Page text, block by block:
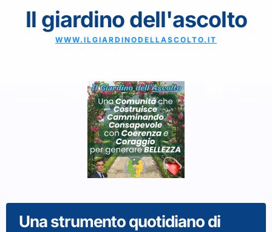
Il giardino dell'ascolto
WWW.ILGIARDINODELLASCOLTO.IT
Una strumento quotidiano di